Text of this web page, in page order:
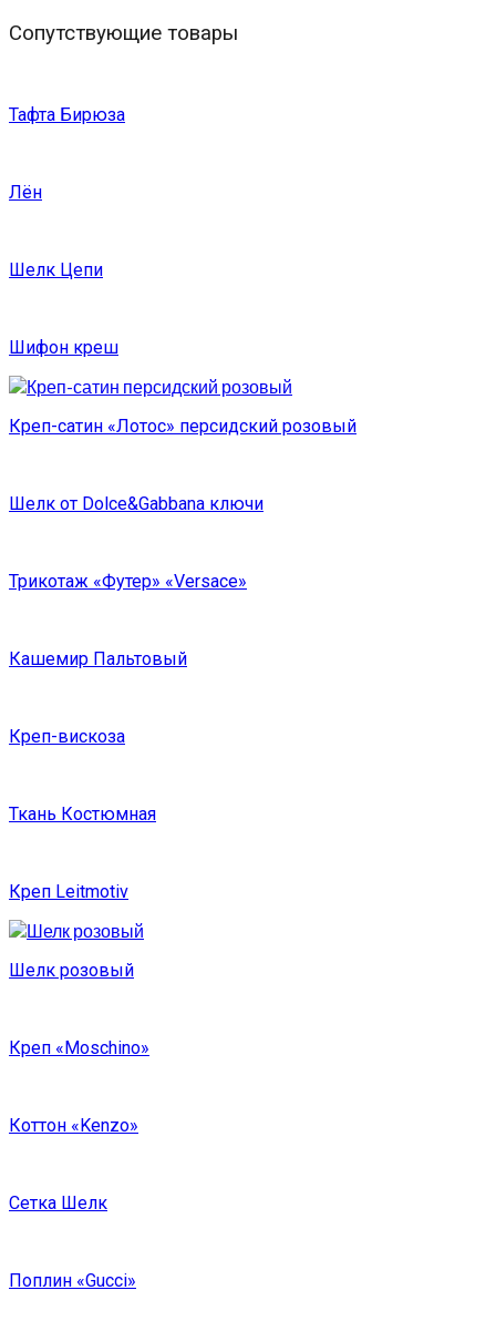
Сопутствующие товары
Тафта Бирюза
Лён
Шелк Цепи
Шифон креш
Креп-сатин «Лотос» персидский розовый
Шелк от Dolce&Gabbana ключи
Трикотаж «Футер» «Versace»
Кашемир Пальтовый
Креп-вискоза
Ткань Костюмная
Креп Leitmotiv
Шелк розовый
Креп «Moschino»
Коттон «Kenzo»
Сетка Шелк
Поплин «Gucci»